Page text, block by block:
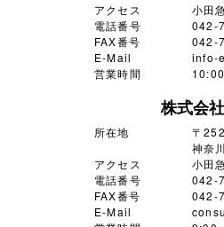
アクセス
小田
電話番号
042-
FAX番号
042-
E-Mail
info-
営業時間
株式会
所在地
〒
神奈
アクセス
小田
電話番号
042-
FAX番号
042-
E-Mail